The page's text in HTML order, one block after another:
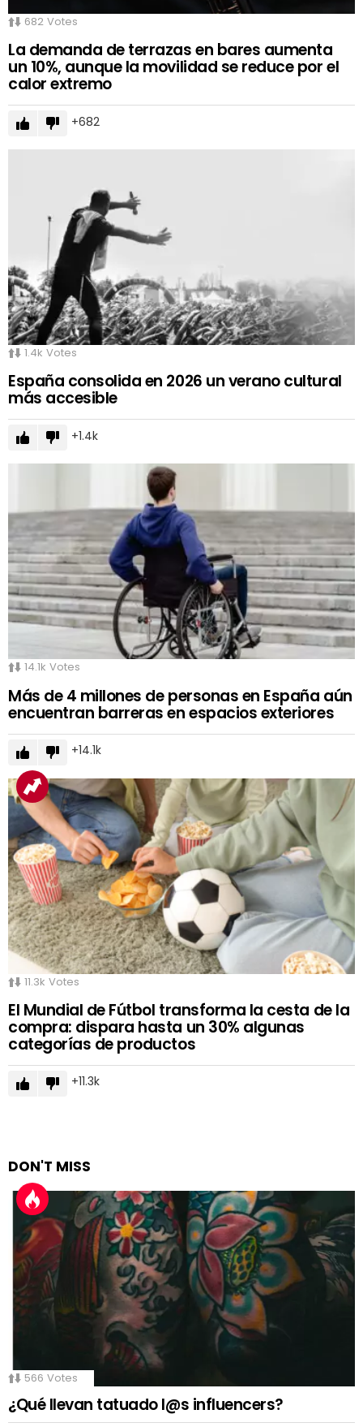
682 Votes
La demanda de terrazas en bares aumenta
un 10%, aunque la movilidad se reduce por el
calor extremo
682
1.4k Votes
España consolida en 2026 un verano cultural
más accesible
1.4k
14.1k Votes
Más de 4 millones de personas en España aún
encuentran barreras en espacios exteriores
14.1k
11.3k Votes
El Mundial de Fútbol transforma la cesta de la
compra: dispara hasta un 30% algunas
categorías de productos
11.3k
DON'T MISS
566 Votes
¿Qué llevan tatuado l@s influencers?